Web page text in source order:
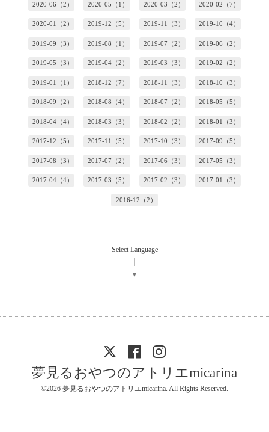
2020-06（2） 2020-05（1） 2020-03（2） 2020-02（7）
2020-01（2） 2019-12（5） 2019-11（3） 2019-10（4）
2019-09（3） 2019-08（1） 2019-07（2） 2019-06（2）
2019-05（3） 2019-04（2） 2019-03（3） 2019-02（2）
2019-01（1） 2018-12（7） 2018-11（3） 2018-10（3）
2018-09（2） 2018-08（4） 2018-07（2） 2018-05（5）
2018-04（4） 2018-03（3） 2018-02（2） 2018-01（3）
2017-12（5） 2017-11（5） 2017-10（3） 2017-09（5）
2017-08（3） 2017-07（2） 2017-06（3） 2017-05（3）
2017-04（4） 2017-03（5） 2017-02（3） 2017-01（3）
2016-12（2）
Select Language
▼
夢見るおやつのアトリエmicarina
©2026 夢見るおやつのアトリエmicarina. All Rights Reserved.